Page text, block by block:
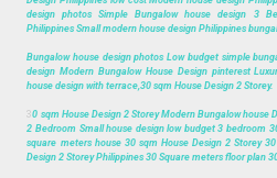
design photos Simple Bungalow house design 3
Philippines Small modern house design Philippines
Bungalow house design photos Low budget simple
design Modern Bungalow House Design pinterest
house design with terrace,30 sqm House Design 2 Storey.
30 sqm House Design 2 Storey Modern Bungalow house
2 Bedroom Small house design low budget 3 bedroom
square meters house 30 sqm House Design 2 Storey
Design 2 Storey Philippines 30 Square meters floor plan